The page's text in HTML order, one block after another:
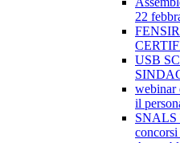
22
USB
webinar
il
SNALS